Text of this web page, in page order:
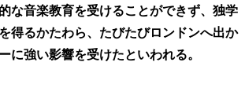
な音楽教育を受けることができず、独学
得るかたわら、たびたびロンドンへ出か
に強い影響を受けたといわれる。